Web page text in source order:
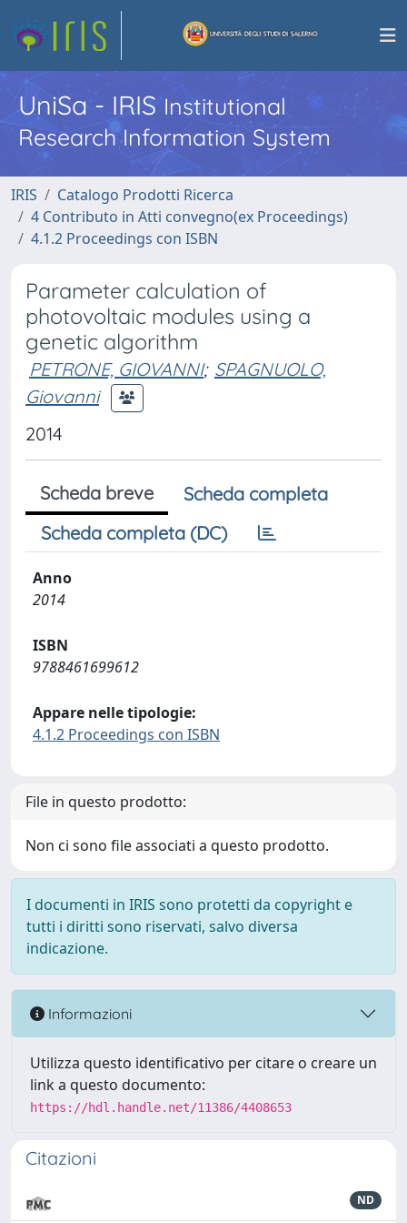
UniSa - IRISInstitutional
Research Information System
IRIS
Catalogo Prodotti Ricerca
4 Contributo in Atti convegno(ex Proceedings)
4.1.2 Proceedings con ISBN
Parameter calculation of
photovoltaic modules using a
genetic algorithm
PETRONE, GIOVANNI; SPAGNUOLO,
Giovanni
2014
Scheda breve
Scheda completa
Scheda completa (DC)
Anno
2014
ISBN
9788461699612
Appare nelle tipologie:
4.1.2 Proceedings con ISBN
File in questo prodotto:
Non ci sono file associati a questo prodotto.
I documenti in IRIS sono protetti da copyright e
tutti i diritti sono riservati, salvo diversa
indicazione.
Informazioni
Utilizza questo identificativo per citare o creare un
link a questo documento:
https://hdl.handle.net/11386/4408653
Citazioni
ND